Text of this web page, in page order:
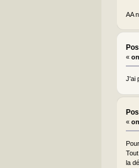
AA
«
J'ai
«
la